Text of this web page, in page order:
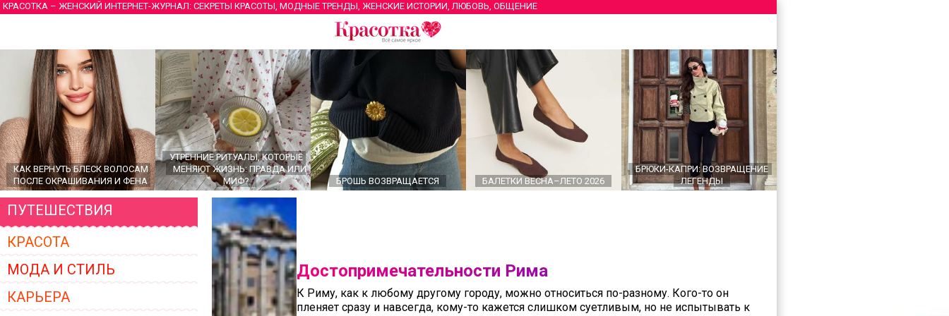
КРАСОТКА – ЖЕНСКИЙ ИНТЕРНЕТ-ЖУРНАЛ: СЕКРЕТЫ КРАСОТЫ, МОДНЫЕ ТРЕНДЫ, ЖЕНСКИЕ ИСТОРИИ, ЛЮБОВЬ, ОБЩЕНИЕ
КАК ВЕРНУТЬ БЛЕСК ВОЛОСАМ
ПОСЛЕ ОКРАШИВАНИЯ И ФЕНА
УТРЕННИЕ РИТУАЛЫ, КОТОРЫЕ
МЕНЯЮТ ЖИЗНЬ: ПРАВДА ИЛИ
МИФ?
БРОШЬ ВОЗВРАЩАЕТСЯ БАЛЕТКИ ВЕСНА–ЛЕТО 2026
БРЮКИ-КАПРИ: ВОЗВРАЩЕНИЕ
ЛЕГЕНДЫ
ПУТЕШЕСТВИЯ
КРАСОТА
МОДА И СТИЛЬ
КАРЬЕРА
Достопримечательности Рима
К Риму, как к любому другому городу, можно относиться по-разному. Кого-то он
пленяет сразу и навсегда, кому-то кажется слишком суетливым, но не испытывать к